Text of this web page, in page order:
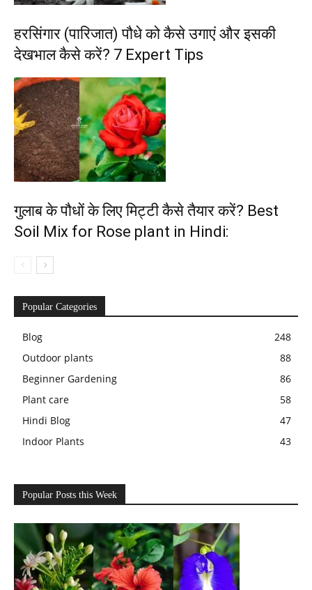
हरसिंगार (पारिजात) पौधे को कैसे उगाएं और इसकी
देखभाल कैसे करें? 7 Expert Tips
गुलाब के पौधों के लिए मिट्टी कैसे तैयार करें? Best
Soil Mix for Rose plant in Hindi:
Popular Categories
Blog
248
Outdoor plants
88
Beginner Gardening
86
Plant care
58
Hindi Blog
47
Indoor Plants
43
Popular Posts this Week